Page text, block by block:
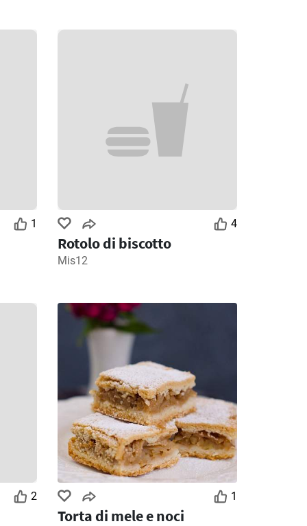
1 4
Rotolo di biscotto
Mis12
2 1
Torta di mele e noci